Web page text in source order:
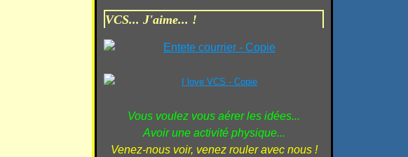
VCS... J'aime... !
Vous voulez vous aérer les idées...
Avoir une activité physique...
Venez-nous voir, venez rouler avec nous !